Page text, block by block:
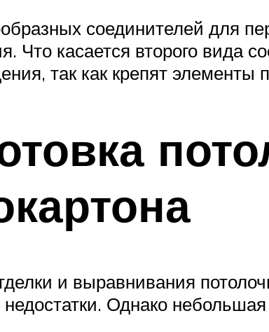
соединителей для
Что касается второго вида
так как крепят элементы
и выравнивания
Однако